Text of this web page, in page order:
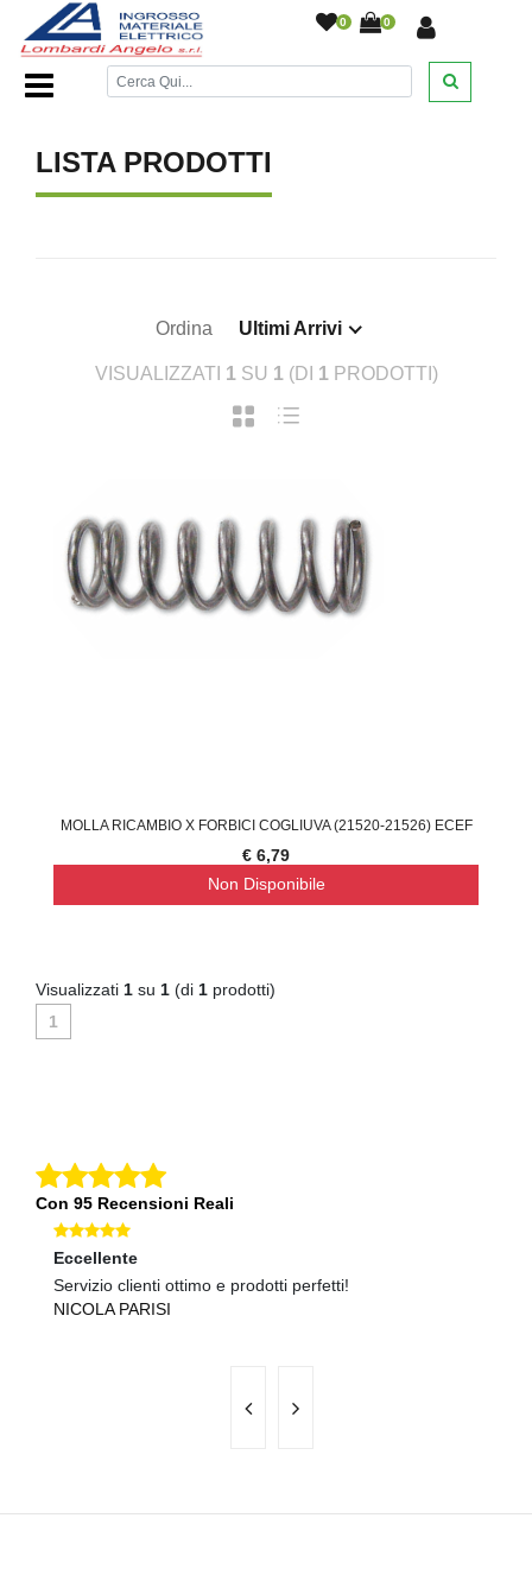
0 0
Home Page//
LISTA PRODOTTI
Ordina Ultimi Arrivi
VISUALIZZATI 1 SU 1 (DI 1 PRODOTTI)
MOLLA RICAMBIO X FORBICI COGLIUVA (21520-21526) ECEF
€ 6,79
Non Disponibile
Visualizzati 1 su 1 (di 1 prodotti)
1
Con 95 Recensioni Reali
Eccellente
Servizio clienti ottimo e prodotti perfetti!
NICOLA PARISI